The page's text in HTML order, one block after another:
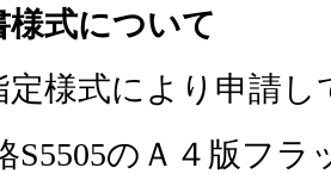
様式について
定様式により申請
S5505のＡ４版フラ